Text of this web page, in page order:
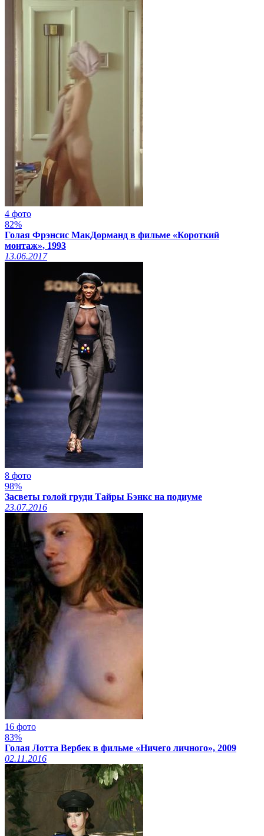
4 фото
82%
Голая Фрэнсис МакДорманд в фильме «Короткий
монтаж», 1993
13.06.2017
8 фото
98%
Засветы голой груди Тайры Бэнкс на подиуме
23.07.2016
16 фото
83%
Голая Лотта Вербек в фильме «Ничего личного», 2009
02.11.2016